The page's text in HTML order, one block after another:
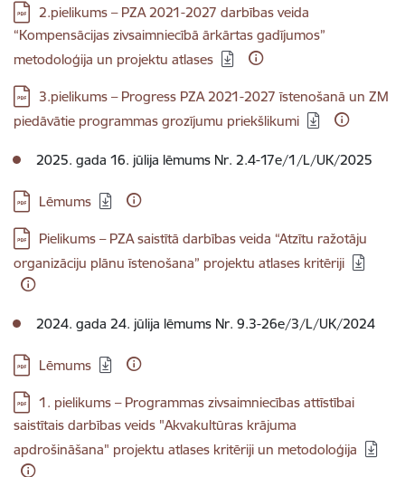
Lejupielādēt:
2.pielikums – PZA 2021-2027 darbības veida
“Kompensācijas zivsaimniecībā ārkārtas gadījumos”
metodoloģija un projektu atlases
Lejupielādēt:
3.pielikums – Progress PZA 2021-2027 īstenošanā un ZM
piedāvātie programmas grozījumu priekšlikumi
2025. gada 16. jūlija lēmums Nr. 2.4-17e/1/L/UK/2025
Lejupielādēt:
Lēmums
Lejupielādēt:
Pielikums – PZA saistītā darbības veida “Atzītu ražotāju
organizāciju plānu īstenošana” projektu atlases kritēriji
2024. gada 24. jūlija lēmums Nr. 9.3-26e/3/L/UK/2024
Lejupielādēt:
Lēmums
Lejupielādēt:
1. pielikums – Programmas zivsaimniecības attīstībai
saistītais darbības veids "Akvakultūras krājuma
apdrošināšana" projektu atlases kritēriji un metodoloģija